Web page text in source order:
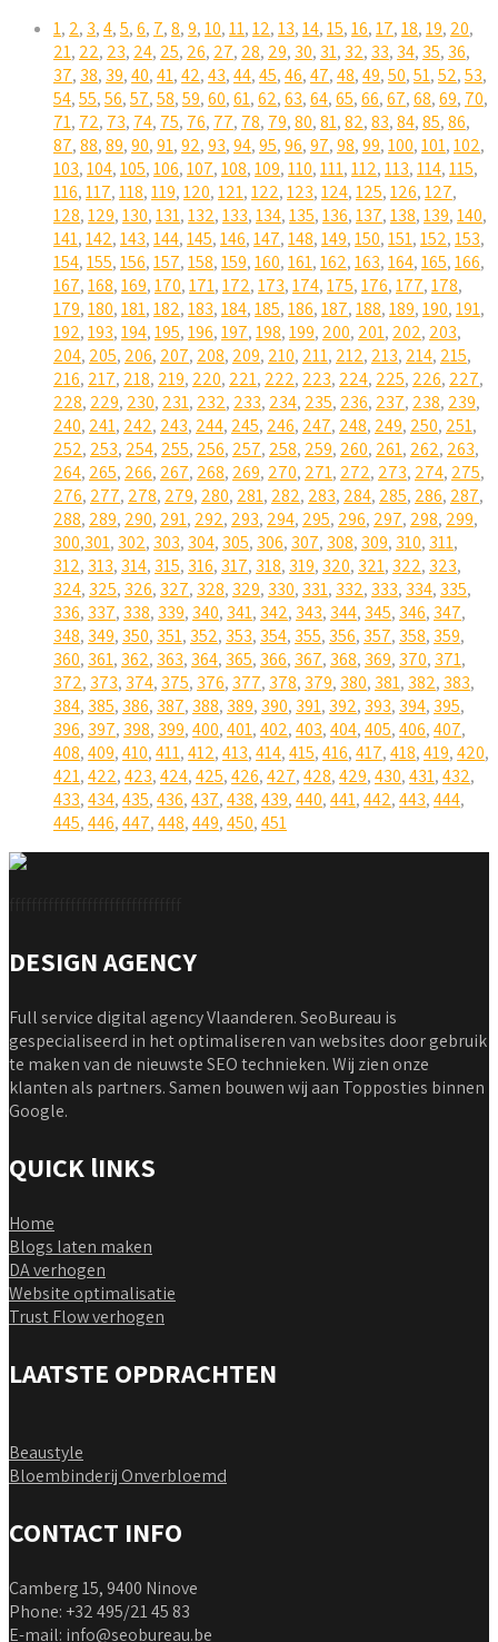
1, 2, 3,4,5,6, 7,8,9,10,11,12,13,14,15,16,17,18,19, 20,
21, 22, 23, 24, 25, 26, 27, 28, 29, 30, 31, 32, 33, 34, 35, 36,
37, 38, 39,40,41,42,43,44,45,46,47,48,49,50,51,52,53,
54,55,56,57,58,59,60,61,62,63,64,65,66,67,68,69, 70,
71, 72, 73, 74, 75, 76, 77, 78, 79,80,81,82,83,84,85,86,
87,88,89,90,91,92,93,94,95,96,97,98,99,100,101,102,
103,104,105,106,107,108,109,110,111,112,113,114,115,
116,117,118,119,120,121,122,123,124,125,126,127,
128,129,130,131,132,133,134,135,136,137,138,139,140,
141,142,143,144,145,146,147,148,149,150,151,152,153,
154,155,156,157,158,159,160,161,162,163,164,165,166,
167,168,169,170,171,172,173,174,175,176,177,178,
179,180,181,182,183,184,185,186,187,188,189,190,191,
192,193,194,195,196,197,198,199, 200, 201, 202, 203,
204, 205, 206, 207, 208, 209, 210, 211, 212, 213, 214, 215,
216, 217, 218, 219, 220, 221, 222, 223, 224, 225, 226, 227,
228, 229, 230, 231, 232, 233, 234, 235, 236, 237, 238, 239,
240, 241, 242, 243, 244, 245, 246, 247, 248, 249, 250, 251,
252, 253, 254, 255, 256, 257, 258, 259, 260, 261, 262, 263,
264, 265, 266, 267, 268, 269, 270, 271, 272, 273, 274, 275,
276, 277, 278, 279, 280, 281, 282, 283, 284, 285, 286, 287,
288, 289, 290, 291, 292, 293, 294, 295, 296, 297, 298, 299,
300,301, 302, 303, 304, 305, 306, 307, 308, 309, 310, 311,
312, 313, 314, 315, 316, 317, 318, 319, 320, 321, 322, 323,
324, 325, 326, 327, 328, 329, 330, 331, 332, 333, 334, 335,
336, 337, 338, 339, 340, 341, 342, 343, 344, 345, 346, 347,
348, 349, 350, 351, 352, 353, 354, 355, 356, 357, 358, 359,
360, 361, 362, 363, 364, 365, 366, 367, 368, 369, 370, 371,
372, 373, 374, 375, 376, 377, 378, 379, 380, 381, 382, 383,
384, 385, 386, 387, 388, 389, 390, 391, 392, 393, 394, 395,
396, 397, 398, 399,400,401,402,403,404,405,406,407,
408,409,410,411,412,413,414,415,416,417,418,419,420,
421,422,423,424,425,426,427,428,429,430,431,432,
433,434,435,436,437,438,439,440,441,442,443,444,
445,446,447,448,449,450,451
DESIGN AGENCY
Full service digital agency Vlaanderen. SeoBureau is
gespecialiseerd in het optimaliseren van websites door gebruik
te maken van de nieuwste SEO technieken. Wij zien onze
klanten als partners. Samen bouwen wij aan Topposties binnen
Google.
QUICK lINKS
Home
Blogs laten maken
DA verhogen
Website optimalisatie
Trust Flow verhogen
LAATSTE OPDRACHTEN
Beaustyle
Bloembinderij Onverbloemd
CONTACT INFO
Camberg 15, 9400 Ninove
Phone: +32 495/21 45 83
E-mail: info@seobureau.be